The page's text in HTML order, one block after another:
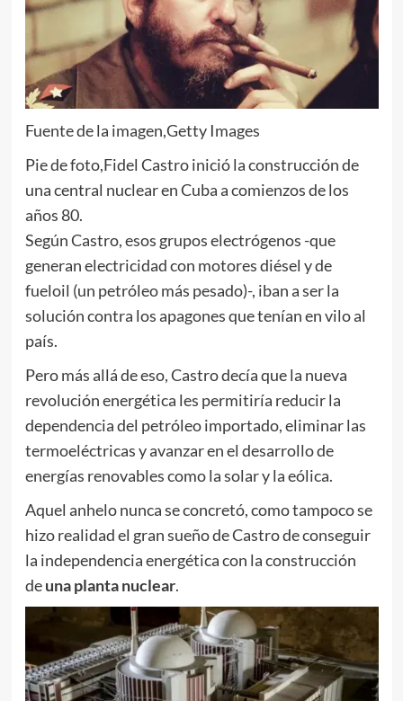
Fuente de la imagen,Getty Images
Pie de foto,Fidel Castro inició la construcción de
una central nuclear en Cuba a comienzos de los
años 80.
Según Castro, esos grupos electrógenos -que
generan electricidad con motores diésel y de
fueloil​ (un petróleo más pesado)-, iban a ser la
solución contra los apagones que tenían en vilo al
país.
Pero más allá de eso, Castro decía que la nueva
revolución energética les permitiría reducir la
dependencia del petróleo importado, eliminar las
termoeléctricas y avanzar en el desarrollo de
energías renovables como la solar y la eólica.
Aquel anhelo nunca se concretó, como tampoco se
hizo realidad el gran sueño de Castro de conseguir
la independencia energética con la construcción
deuna planta nuclear.